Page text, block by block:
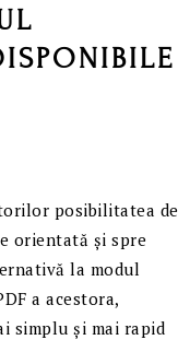
posibilitatea de
orientată și spre
la modul
a acestora,
simplu și mai rapid